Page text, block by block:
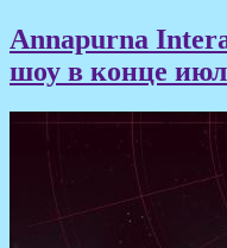
Annapurna
шоу в конце